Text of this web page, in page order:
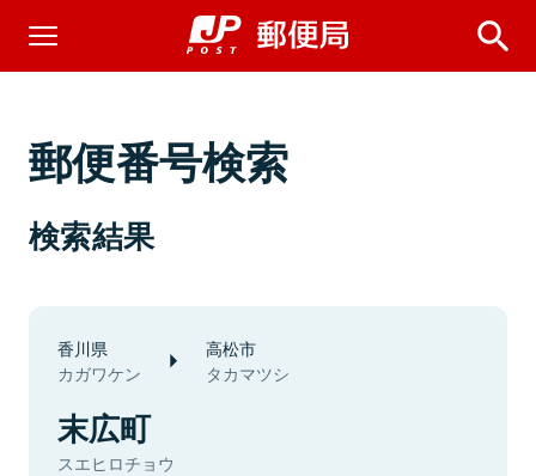
郵便番号検索
検索結果
香川県
カガワケン
高松市
タカマツシ
末広町
スエヒロチョウ